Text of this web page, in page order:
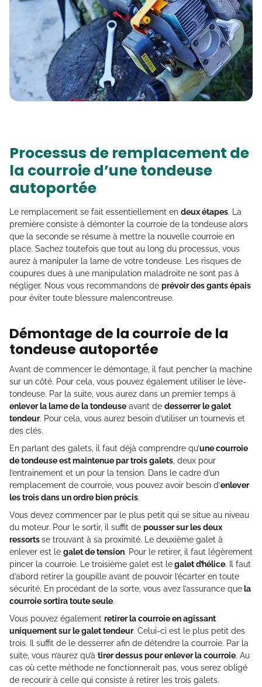
Processus de remplacement de
la courroie d’une tondeuse
autoportée
Le remplacement se fait essentiellement en deux étapes. La
première consiste à démonter la courroie de la tondeuse alors
que la seconde se résume à mettre la nouvelle courroie en
place. Sachez toutefois que tout au long du processus, vous
aurez à manipuler la lame de votre tondeuse. Les risques de
coupures dues à une manipulation maladroite ne sont pas à
négliger. Nous vous recommandons de prévoir des gants épais
pour éviter toute blessure malencontreuse.
Démontage de la courroie de la
tondeuse autoportée
Avant de commencer le démontage, il faut pencher la machine
sur un côté. Pour cela, vous pouvez également utiliser le lève-
tondeuse. Par la suite, vous aurez dans un premier temps à
enlever la lame de la tondeuse avant de desserrer le galet
tendeur. Pour cela, vous aurez besoin d’utiliser un tournevis et
des clés.
En parlant des galets, il faut déjà comprendre qu’une courroie
de tondeuse est maintenue par trois galets, deux pour
l’entrainement et un pour la tension. Dans le cadre d’un
remplacement de courroie, vous pouvez avoir besoin d’enlever
les trois dans un ordre bien précis.
Vous devez commencer par le plus petit qui se situe au niveau
du moteur. Pour le sortir, il suffit de pousser sur les deux
ressortsse trouvant à sa proximité. Le deuxième galet à
enlever est le galet de tension. Pour le retirer, il faut légèrement
pincer la courroie. Le troisième galet est legalet d’hélice. Il faut
d’abord retirer la goupille avant de pouvoir l’écarter en toute
sécurité. En procédant de la sorte, vous avez l’assurance quela
courroie sortira toute seule.
Vous pouvez également retirer la courroie en agissant
uniquement sur le galet tendeur. Celui-ci est le plus petit des
trois. Il suffit de le desserrer afin de détendre la courroie. Par la
suite, vous n’aurez qu’à tirer dessus pour enlever la courroie. Au
cas où cette méthode ne fonctionnerait pas, vous serez obligé
de recourir à celle qui consiste à retirer les trois galets.